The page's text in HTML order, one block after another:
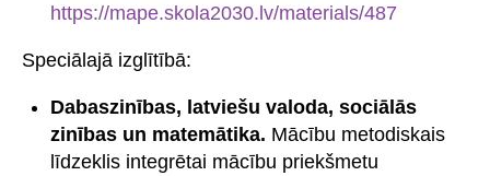
https://mape.skola2030.lv/materials/487
Speciālajā izglītībā:
Dabaszinības, latviešu valoda, sociālās
zinības un matemātika. Mācību metodiskais
līdzeklis integrētai mācību priekšmetu